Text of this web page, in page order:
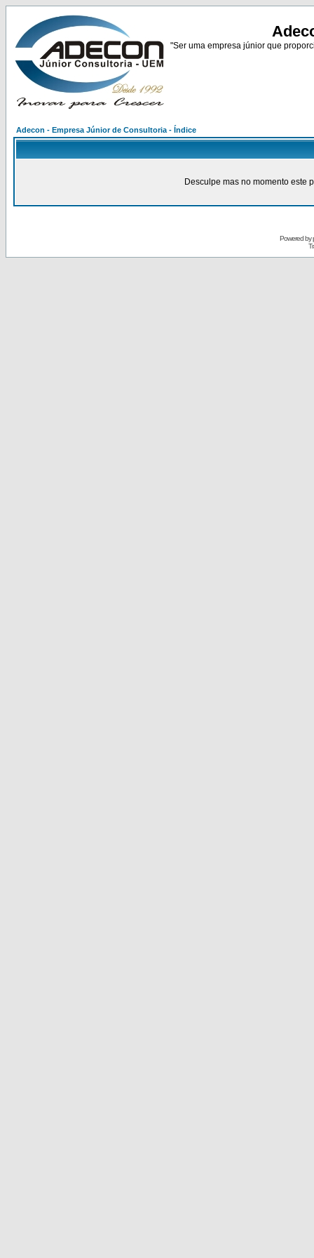
"Ser uma empresa júnior que
Adecon - Empresa Júnior de Consultoria - Índice
Desculpe mas no momento este
Powered by